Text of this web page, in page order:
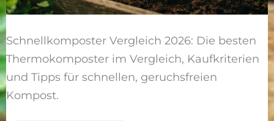
Schnellkomposter Vergleich 2026: Die besten
Thermokomposter im Vergleich, Kaufkriterien
und Tipps für schnellen, geruchsfreien
Kompost.